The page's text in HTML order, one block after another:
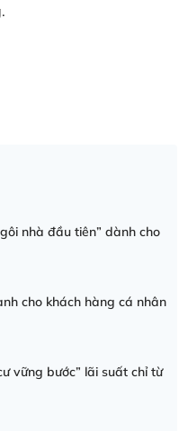
nhà đầu tiên” dành cho
cho khách hàng cá nhân
vững bước” lãi suất chỉ từ